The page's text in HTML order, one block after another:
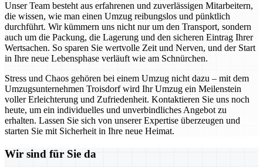
Unser Team besteht aus erfahrenen und zuverlässigen Mitarbeitern,
die wissen, wie man einen Umzug reibungslos und pünktlich
durchführt. Wir kümmern uns nicht nur um den Transport, sondern
auch um die Packung, die Lagerung und den sicheren Eintrag Ihrer
Wertsachen. So sparen Sie wertvolle Zeit und Nerven, und der Start
in Ihre neue Lebensphase verläuft wie am Schnürchen.
Stress und Chaos gehören bei einem Umzug nicht dazu – mit dem
Umzugsunternehmen Troisdorf wird Ihr Umzug ein Meilenstein
voller Erleichterung und Zufriedenheit. Kontaktieren Sie uns noch
heute, um ein individuelles und unverbindliches Angebot zu
erhalten. Lassen Sie sich von unserer Expertise überzeugen und
starten Sie mit Sicherheit in Ihre neue Heimat.
Wir sind für Sie da